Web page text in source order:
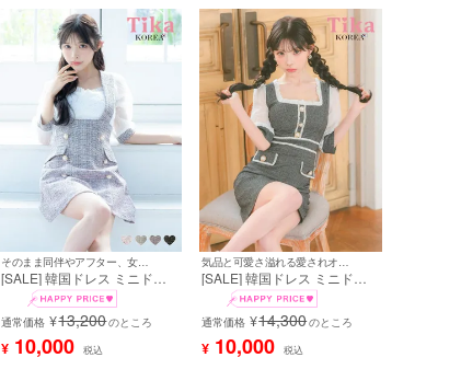
[SALE] 韓国ドレス ミニドレ
ス サロペット ガーリー ツイ
ード シフォン 袖あり 七分袖
Aライン ワンピース キャバド
レス (緩苺着用) [tk-mdkj-058c]
通常価格 ¥13,200のところ
¥ 10,000 税込
[SALE] 韓国ドレス ミニドレ
ス 袖あり パフスリーブ スク
エアネック タイト キャバドレ
ス (緩苺着用) [tk-mdk532w1]
通常価格 ¥14,300のところ
¥ 10,000 税込